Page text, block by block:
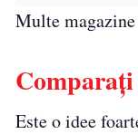
Multe
Este o idee